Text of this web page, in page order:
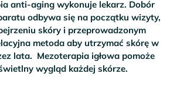
anti-aging wykonuje lekarz. Dobór
odbywa się na początku wizyty,
skóry i przeprowadzonym
metoda aby utrzymać skórę w
lata. Mezoterapia igłowa pomoże
wygląd każdej skórze.